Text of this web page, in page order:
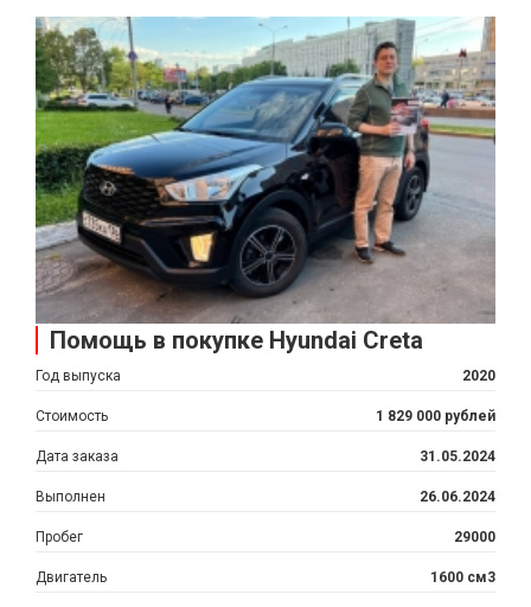
Помощь в покупке Hyundai Creta
Год выпуска 2020
Стоимость 1 829 000 рублей
Дата заказа 31.05.2024
Выполнен 26.06.2024
Пробег 29000
Двигатель 1600 см3